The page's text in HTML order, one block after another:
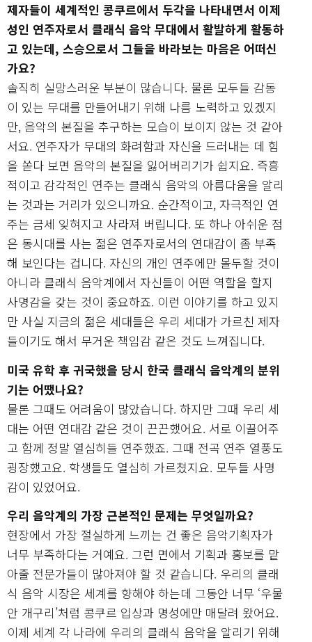
제자들이 세계적인 콩쿠르에서 두각을 나타내면서 이제
성인 연주자로서 클래식 음악 무대에서 활발하게 활동하
고 있는데, 스승으로서 그들을 바라보는 마음은 어떠신
가요?
솔직히 실망스러운 부분이 많습니다. 물론 모두들 감동
이 있는 무대를 만들어내기 위해 나름 노력하고 있겠지
만, 음악의 본질을 추구하는 모습이 보이지 않는 것 같아
서요. 연주자가 무대의 화려함과 자신을 드러내는 데 힘
을 쏟다 보면 음악의 본질을 잃어버리기가 쉽지요. 즉흥
적이고 감각적인 연주는 클래식 음악의 아름다움을 알리
는 것과는 거리가 있으니까요. 순간적이고, 자극적인 연
주는 금세 잊혀지고 사라져 버립니다. 또 하나 아쉬운 점
은 동시대를 사는 젊은 연주자로서의 연대감이 좀 부족
해 보인다는 겁니다. 자신의 개인 연주에만 몰두할 것이
아니라 클래식 음악계에서 자신들이 어떤 역할을 할지
사명감을 갖는 것이 중요하죠. 이런 이야기를 하고 있지
만 사실 지금의 젊은 세대들은 우리 세대가 가르친 제자
들이기도 해서 무거운 책임감 같은 것도 느껴집니다.
미국 유학 후 귀국했을 당시 한국 클래식 음악계의 분위
기는 어땠나요?
물론 그때도 어려움이 많았습니다. 하지만 그때 우리 세
대는 어떤 연대감 같은 것이 끈끈했어요. 서로 이끌어주
고 함께 정말 열심히들 연주했죠. 그때 전곡 연주 열풍도
굉장했고요. 학생들도 열심히 가르쳤지요. 모두들 사명
감이 있었어요.
우리 음악계의 가장 근본적인 문제는 무엇일까요?
현장에서 가장 절실하게 느끼는 건 좋은 음악기획자가
너무 부족하다는 거예요. 그런 면에서 기획과 홍보를 맡
아줄 전문가들이 많아져야 할 것 같습니다. 우리의 클래
식 음악 시장은 세계를 향해야 하는데 그동안 너무 ‘우물
안 개구리’처럼 콩쿠르 입상과 명성에만 매달려 왔어요.
이제 세계 각 나라에 우리의 클래식 음악을 알리기 위해